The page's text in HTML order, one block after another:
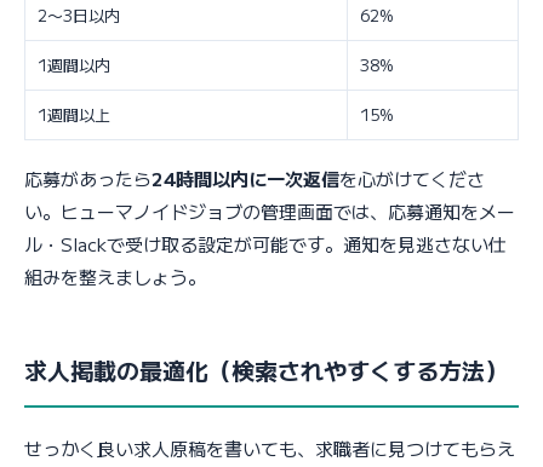
2〜3日以内 62%
1週間以内 38%
1週間以上 15%
応募があったら24時間以内に一次返信を心がけてくださ
い。ヒューマノイドジョブの管理画面では、応募通知をメー
ル・Slackで受け取る設定が可能です。通知を見逃さない仕
組みを整えましょう。
求人掲載の最適化（検索されやすくする方法）
せっかく良い求人原稿を書いても、求職者に見つけてもらえ